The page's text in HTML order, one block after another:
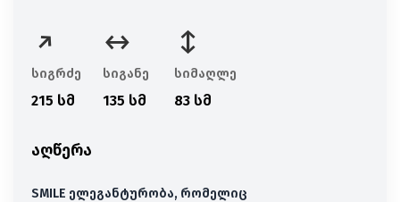
სიგრძე
215 სმ
სიგანე
135 სმ
სიმაღლე
83 სმ
აღწერა
SMILE ელეგანტურობა, რომელიც